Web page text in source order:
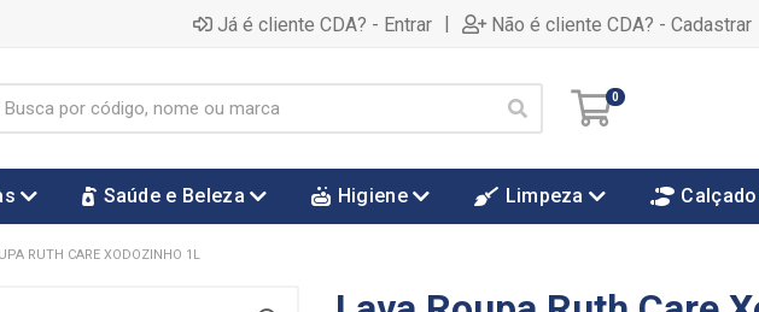
Já é cliente CDA? - Entrar | Não é cliente CDA? - Cadastrar
0
Saúde e Beleza Higiene Limpeza
RUTH CARE XODOZINHO 1L